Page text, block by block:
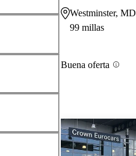
Westminster, MD
99 millas
Buena oferta